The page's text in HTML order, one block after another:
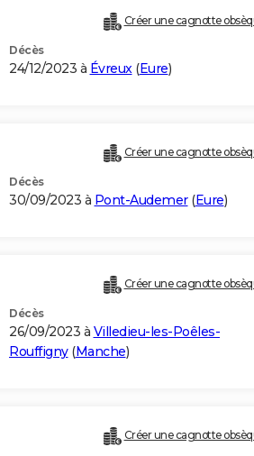
Créer une cagnotte
Décès
24/12/2023 à Évreux(Eure)
Créer une cagnotte
Décès
30/09/2023 à Pont-Audemer(Eure)
Créer une cagnotte
Décès
26/09/2023 à Villedieu-les-Poêles-
Rouffigny(Manche)
Créer une cagnotte